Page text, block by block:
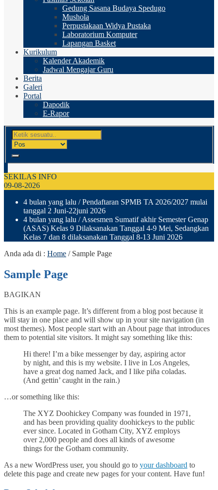
Gedung Sasana Budaya Spedugo
Mushola
Perpustakaan Widya Pustaka
Laboratorium Komputer
Lapangan Basket
Kurikulum
Kalender Akademik
Jadwal Mengajar Guru
Berita
Galeri
Portal
Dapodik
E-Rapor
SEKILAS INFO
09-08-2026
4 bulan yang lalu / Pendaftaran SPMB TA 2026/2027 mulai
tanggal 2 Juni-22juni 2026
4 bulan yang lalu / Assesmen Sumatif akhir Semester Genap
(ASAS) Kelas 9 Dilaksanakan Tanggal 4-9 Mei, Sedangkan
Kelas 7 dan 8 dilaksanakan Tanggal 8-13 Juni 2026
Anda ada di : Home / Sample Page
Sample Page
BAGIKAN
This is an example page. It’s different from a blog post because it
will stay in one place and will show up in your site navigation (in
most themes). Most people start with an About page that introduces
them to potential site visitors. It might say something like this:
Hi there! I’m a bike messenger by day, aspiring actor
by night, and this is my website. I live in Los Angeles,
have a great dog named Jack, and I like piña coladas.
(And gettin’ caught in the rain.)
…or something like this:
The XYZ Doohickey Company was founded in 1971,
and has been providing quality doohickeys to the public
ever since. Located in Gotham City, XYZ employs
over 2,000 people and does all kinds of awesome
things for the Gotham community.
As a new WordPress user, you should go to your dashboard to
delete this page and create new pages for your content. Have fun!